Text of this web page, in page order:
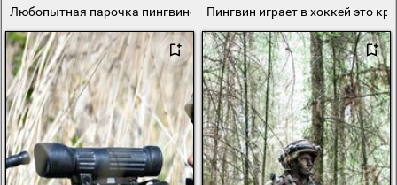
Любопытная парочка пингвинов на краю замли
Пингвин играет в хоккей это